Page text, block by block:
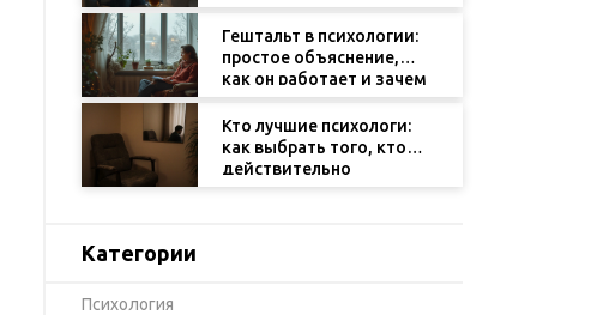
консультаций
Гештальт в психологии:
простое объяснение,
как он работает и зачем
нужен
Кто лучшие психологи:
как выбрать того, кто
действительно
поможет
Категории
Психология